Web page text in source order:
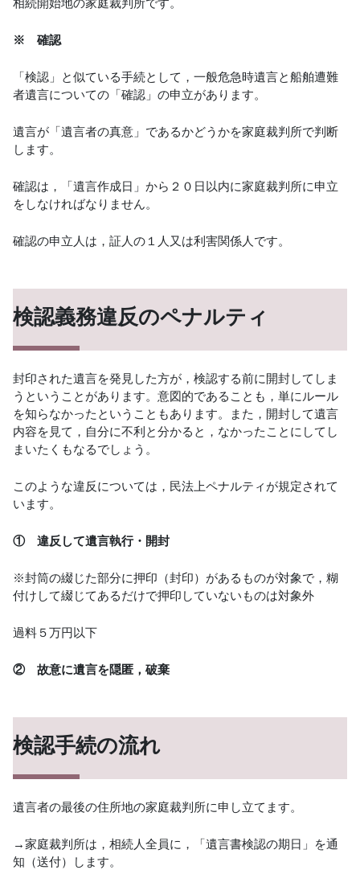
相続開始地の家庭裁判所です。
※ 確認
「検認」と似ている手続として，一般危急時遺言と船舶遭難
者遺言についての「確認」の申立があります。
遺言が「遺言者の真意」であるかどうかを家庭裁判所で判断
します。
確認は，「遺言作成日」から２０日以内に家庭裁判所に申立
をしなければなりません。
確認の申立人は，証人の１人又は利害関係人です。
検認義務違反のペナルティ
封印された遺言を発見した方が，検認する前に開封してしま
うということがあります。意図的であることも，単にルール
を知らなかったということもあります。また，開封して遺言
内容を見て，自分に不利と分かると，なかったことにしてし
まいたくもなるでしょう。
このような違反については，民法上ペナルティが規定されて
います。
① 違反して遺言執行・開封
※封筒の綴じた部分に押印（封印）があるものが対象で，糊
付けして綴じてあるだけで押印していないものは対象外
過料５万円以下
② 故意に遺言を隠匿，破棄
検認手続の流れ
遺言者の最後の住所地の家庭裁判所に申し立てます。
→家庭裁判所は，相続人全員に，「遺言書検認の期日」を通
知（送付）します。